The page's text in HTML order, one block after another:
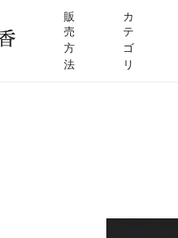
販
売
方
法
カ
テ
ゴ
リ